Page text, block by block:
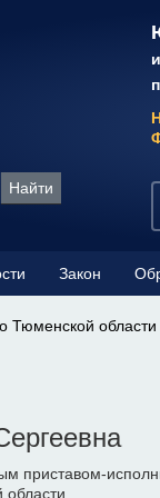
Закон
Тюменской области
приставом-
области